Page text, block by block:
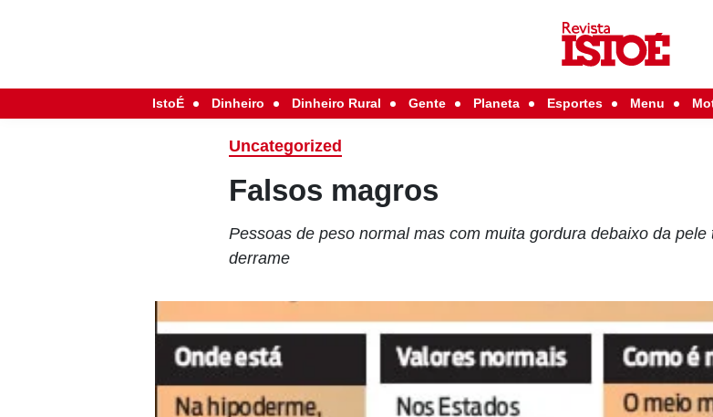
IstoÉ Dinheiro Dinheiro Rural Gente Planeta Esportes Menu
Uncategorized
Falsos magros
Pessoas de peso normal mas com muita gordura debaixo da
derrame